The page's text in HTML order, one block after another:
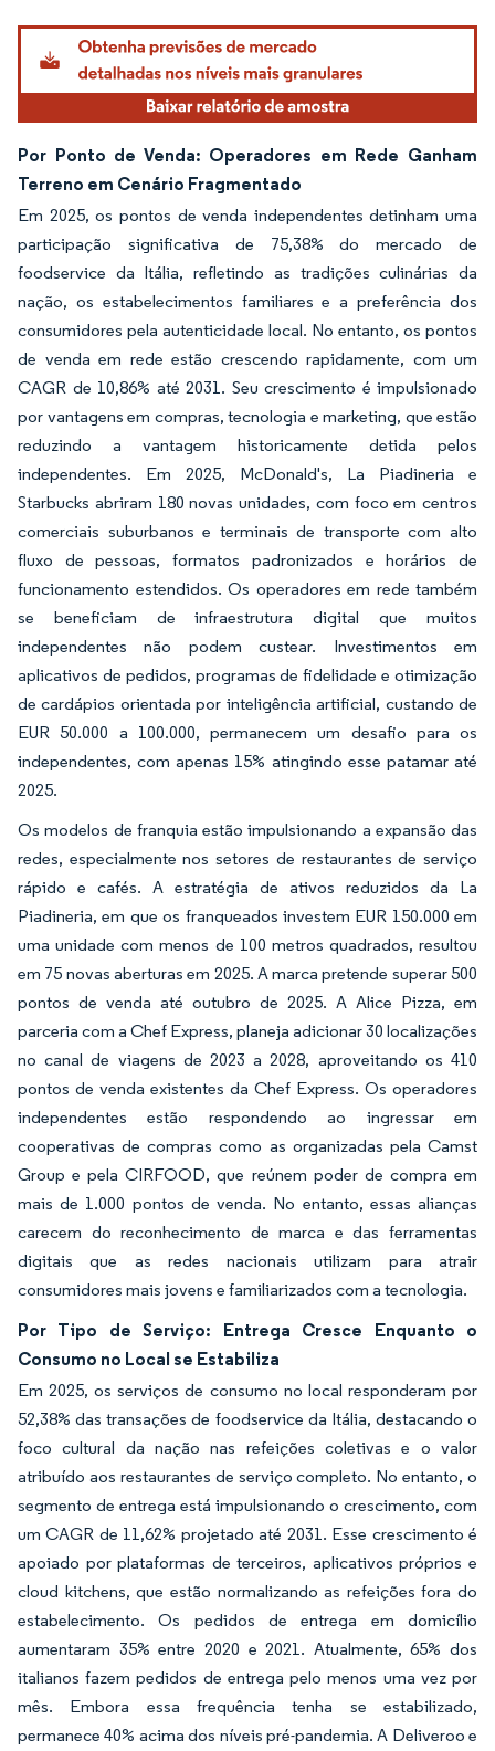
Por Ponto de Venda: Operadores em Rede Ganham
Terreno em Cenário Fragmentado
Em 2025, os pontos de venda independentes detinham uma
participação significativa de 75,38% do mercado de
foodservice da Itália, refletindo as tradições culinárias da
nação, os estabelecimentos familiares e a preferência dos
consumidores pela autenticidade local. No entanto, os pontos
de venda em rede estão crescendo rapidamente, com um
CAGR de 10,86% até 2031. Seu crescimento é impulsionado
por vantagens em compras, tecnologia e marketing, que estão
reduzindo a vantagem historicamente detida pelos
independentes. Em 2025, McDonald's, La Piadineria e
Starbucks abriram 180 novas unidades, com foco em centros
comerciais suburbanos e terminais de transporte com alto
fluxo de pessoas, formatos padronizados e horários de
funcionamento estendidos. Os operadores em rede também
se beneficiam de infraestrutura digital que muitos
independentes não podem custear. Investimentos em
aplicativos de pedidos, programas de fidelidade e otimização
de cardápios orientada por inteligência artificial, custando de
EUR 50.000 a 100.000, permanecem um desafio para os
independentes, com apenas 15% atingindo esse patamar até
2025.
Os modelos de franquia estão impulsionando a expansão das
redes, especialmente nos setores de restaurantes de serviço
rápido e cafés. A estratégia de ativos reduzidos da La
Piadineria, em que os franqueados investem EUR 150.000 em
uma unidade com menos de 100 metros quadrados, resultou
em 75 novas aberturas em 2025. A marca pretende superar 500
pontos de venda até outubro de 2025. A Alice Pizza, em
parceria com a Chef Express, planeja adicionar 30 localizações
no canal de viagens de 2023 a 2028, aproveitando os 410
pontos de venda existentes da Chef Express. Os operadores
independentes estão respondendo ao ingressar em
cooperativas de compras como as organizadas pela Camst
Group e pela CIRFOOD, que reúnem poder de compra em
mais de 1.000 pontos de venda. No entanto, essas alianças
carecem do reconhecimento de marca e das ferramentas
digitais que as redes nacionais utilizam para atrair
consumidores mais jovens e familiarizados com a tecnologia.
Por Tipo de Serviço: Entrega Cresce Enquanto o
Consumo no Local se Estabiliza
Em 2025, os serviços de consumo no local responderam por
52,38% das transações de foodservice da Itália, destacando o
foco cultural da nação nas refeições coletivas e o valor
atribuído aos restaurantes de serviço completo. No entanto, o
segmento de entrega está impulsionando o crescimento, com
um CAGR de 11,62% projetado até 2031. Esse crescimento é
apoiado por plataformas de terceiros, aplicativos próprios e
cloud kitchens, que estão normalizando as refeições fora do
estabelecimento. Os pedidos de entrega em domicílio
aumentaram 35% entre 2020 e 2021. Atualmente, 65% dos
italianos fazem pedidos de entrega pelo menos uma vez por
mês. Embora essa frequência tenha se estabilizado,
permanece 40% acima dos níveis pré-pandemia. A Deliveroo e